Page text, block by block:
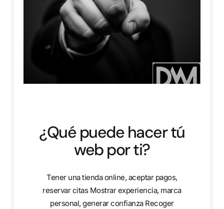
¿Qué puede hacer tú
web por ti?
Tener una tienda online, aceptar pagos,
reservar citas Mostrar experiencia, marca
personal, generar confianza Recoger